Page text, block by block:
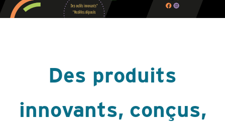
Des produits
innovants, conçus,